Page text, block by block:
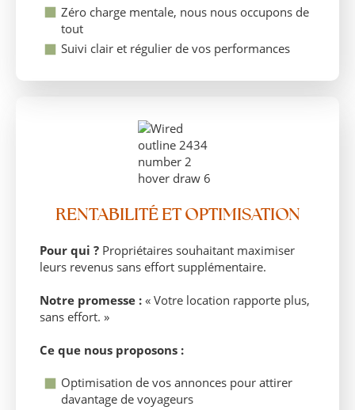
Zéro charge mentale, nous nous occupons de
tout
Suivi clair et régulier de vos performances
RENTABILITÉ ET OPTIMISATION
Pour qui ? Propriétaires souhaitant maximiser
leurs revenus sans effort supplémentaire.
Notre promesse : « Votre location rapporte plus,
sans effort. »
Ce que nous proposons :
Optimisation de vos annonces pour attirer
davantage de voyageurs